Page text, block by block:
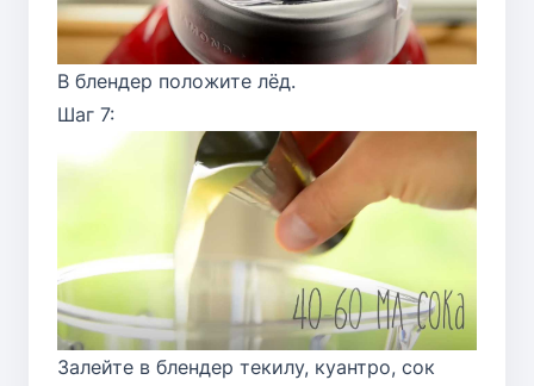
В блендер положите лёд.
Шаг 7:
Залейте в блендер текилу, куантро, сок